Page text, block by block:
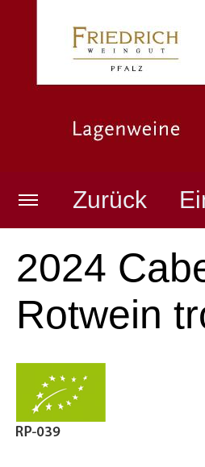
Zurück
Weingut
Pfälzer Weine
Gutsweine
Lagenweine
Merkzettel
Warenkorb
Zur Kasse gehen
2024
Rotwein